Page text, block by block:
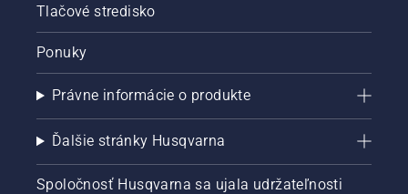
Tlačové stredisko
Ponuky
Právne informácie o produkte
Ďalšie stránky Husqvarna
Spoločnosť Husqvarna sa ujala udržateľnosti